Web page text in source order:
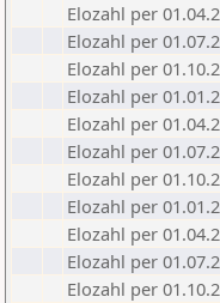
Elozahl per
Elozahl per
Elozahl per
Elozahl per
Elozahl per
Elozahl per
Elozahl per
Elozahl per
Elozahl per
Elozahl per
Elozahl per